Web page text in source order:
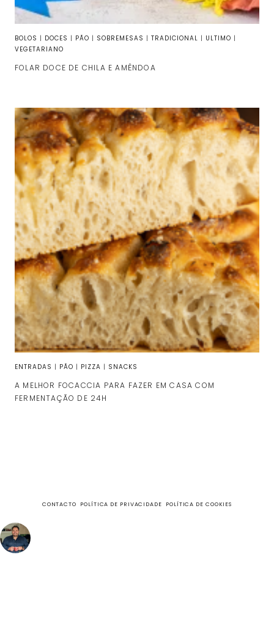
BOLOS | DOCES | PÃO | SOBREMESAS | TRADICIONAL | ULTIMO |
VEGETARIANO
FOLAR DOCE DE CHILA E AMÊNDOA
ENTRADAS | PÃO | PIZZA | SNACKS
A MELHOR FOCACCIA PARA FAZER EM CASA COM
FERMENTAÇÃO DE 24H
CONTACTO POLÍTICA DE PRIVACIDADE POLÍTICA DE COOKIES